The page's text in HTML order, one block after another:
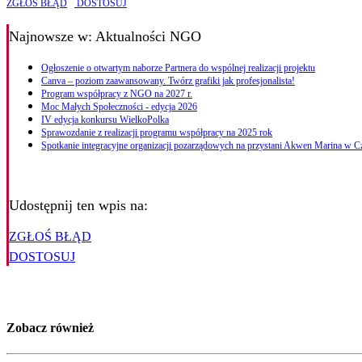
ZGŁOŚ BŁĄD DOSTOSUJ
Najnowsze w: Aktualności NGO
Ogłoszenie o otwartym naborze Partnera do wspólnej realizacji projektu
Canva – poziom zaawansowany. Twórz grafiki jak profesjonalista!
Program współpracy z NGO na 2027 r.
Moc Małych Społeczności - edycja 2026
IV edycja konkursu WielkoPolka
Sprawozdanie z realizacji programu współpracy na 2025 rok
Spotkanie integracyjne organizacji pozarządowych na przystani Akwen Marina w
Udostępnij ten wpis na:
ZGŁOŚ BŁĄD
DOSTOSUJ
Zobacz również